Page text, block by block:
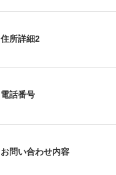
住所詳細2
電話番号
お問い合わせ内容